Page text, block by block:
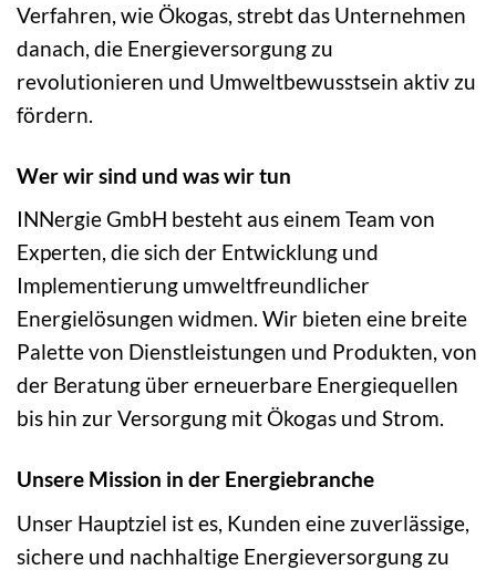
Verfahren, wie Ökogas, strebt das Unternehmen
danach, die Energieversorgung zu
revolutionieren und Umweltbewusstsein aktiv zu
fördern.
Wer wir sind und was wir tun
INNergie GmbH besteht aus einem Team von
Experten, die sich der Entwicklung und
Implementierung umweltfreundlicher
Energielösungen widmen. Wir bieten eine breite
Palette von Dienstleistungen und Produkten, von
der Beratung über erneuerbare Energiequellen
bis hin zur Versorgung mit Ökogas und Strom.
Unsere Mission in der Energiebranche
Unser Hauptziel ist es, Kunden eine zuverlässige,
sichere und nachhaltige Energieversorgung zu